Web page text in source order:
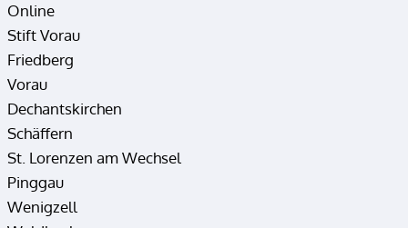
Online
Stift Vorau
Friedberg
Vorau
Dechantskirchen
Schäffern
St. Lorenzen am Wechsel
Pinggau
Wenigzell